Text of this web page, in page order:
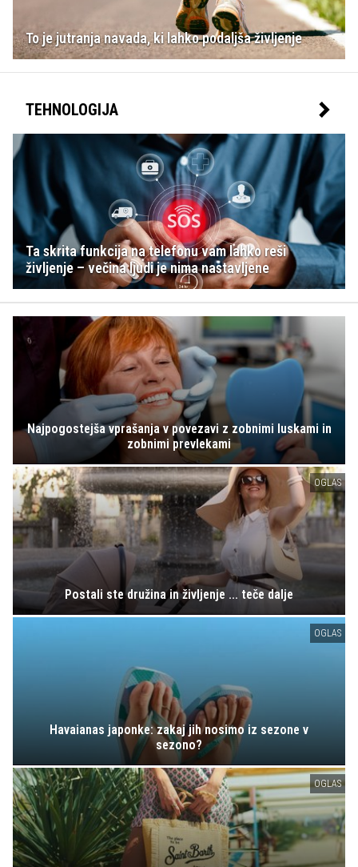
To je jutranja navada, ki lahko podaljša življenje
TEHNOLOGIJA
Ta skrita funkcija na telefonu vam lahko reši
življenje – večina ljudi je nima nastavljene
Najpogostejša vprašanja v povezavi z zobnimi luskami in
zobnimi prevlekami
OGLAS
Postali ste družina in življenje ... teče dalje
OGLAS
Havaianas japonke: zakaj jih nosimo iz sezone v
sezono?
OGLAS